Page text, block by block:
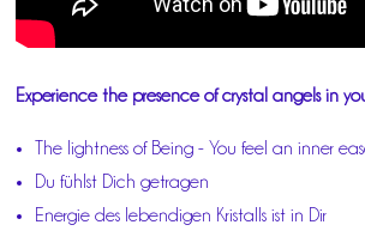
Experience the presence of crystal angels in
The lightness of Being - You feel an inner
Du fühlst Dich getragen
Energie des lebendigen Kristalls ist in Dir